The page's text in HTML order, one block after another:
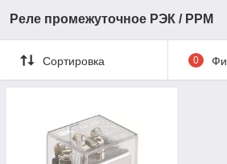
Реле промежуточное РЭК / РРМ
Сортировка 0